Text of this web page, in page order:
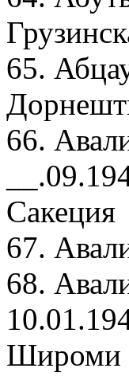
65.
66.
Сакеция
67.
68.
Широми